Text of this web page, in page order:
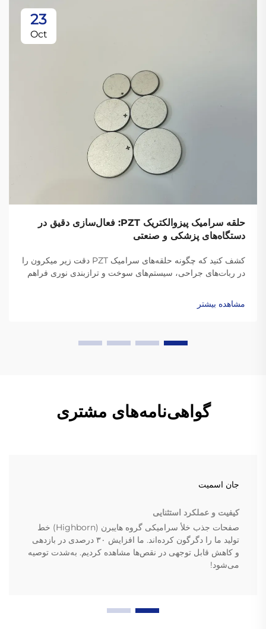
23
Oct
حلقه سرامیک پیزوالکتریک PZT: فعال‌سازی دقیق در
دستگاه‌های پزشکی و صنعتی
کشف کنید که چگونه حلقه‌های سرامیک PZT دقت زیر میکرون را
در ربات‌های جراحی، سیستم‌های سوخت و ترازبندی نوری فراهم
مشاهده بیشتر
گواهی‌نامه‌های مشتری
جان اسمیت
کیفیت و عملکرد استثنایی
صفحات جذب خلأ سرامیکی گروه هایبرن (Highborn) خط
تولید ما را دگرگون کرده‌اند. ما افزایش ۳۰ درصدی در بازدهی
و کاهش قابل توجهی در نقص‌ها مشاهده کردیم. به‌شدت توصیه
می‌شود!